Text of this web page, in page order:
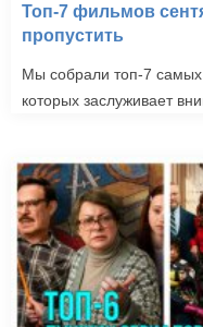
Топ-7 фильмов
пропустить
Мы собрали топ-7
которых заслуживает